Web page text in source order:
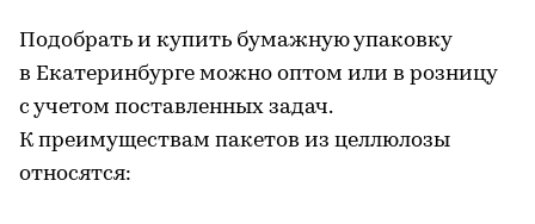
Подобрать и купить бумажную упаковку
в Екатеринбурге можно оптом или в розницу
с учетом поставленных задач.
К преимуществам пакетов из целлюлозы
относятся: